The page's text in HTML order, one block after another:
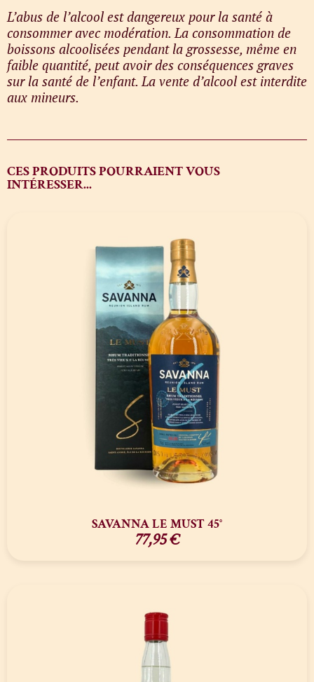
L’abus de l’alcool est dangereux pour la santé à
consommer avec modération. La consommation de
boissons alcoolisées pendant la grossesse, même en
faible quantité, peut avoir des conséquences graves
sur la santé de l’enfant. La vente d’alcool est interdite
aux mineurs.
CES PRODUITS POURRAIENT VOUS
INTÉRESSER...
SAVANNA LE MUST 45°
77,95€